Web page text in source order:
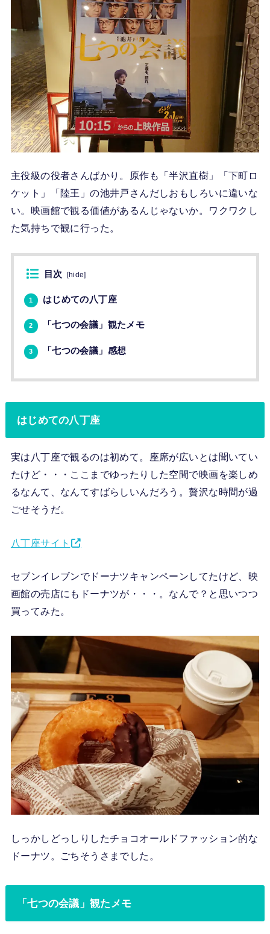
主役級の役者さんばかり。原作も「半沢直樹」「下町ロ
ケット」「陸王」の池井戸さんだしおもしろいに違いな
い。映画館で観る価値があるんじゃないか。ワクワクし
た気持ちで観に行った。
目次 [hide]
1 はじめての八丁座
2 「七つの会議」観たメモ
3 「七つの会議」感想
はじめての八丁座
実は八丁座で観るのは初めて。座席が広いとは聞いてい
たけど・・・ここまでゆったりした空間で映画を楽しめ
るなんて、なんてすばらしいんだろう。贅沢な時間が過
ごせそうだ。
八丁座サイト
セブンイレブンでドーナツキャンペーンしてたけど、映
画館の売店にもドーナツが・・・。なんで？と思いつつ
買ってみた。
しっかしどっしりしたチョコオールドファッション的な
ドーナツ。ごちそうさまでした。
「七つの会議」観たメモ